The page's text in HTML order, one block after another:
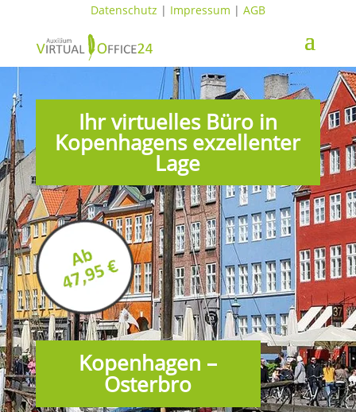
Datenschutz | Impressum | AGB
Ihr virtuelles Büro in
Kopenhagens exzellenter
Lage
Kopenhagen –
Osterbro